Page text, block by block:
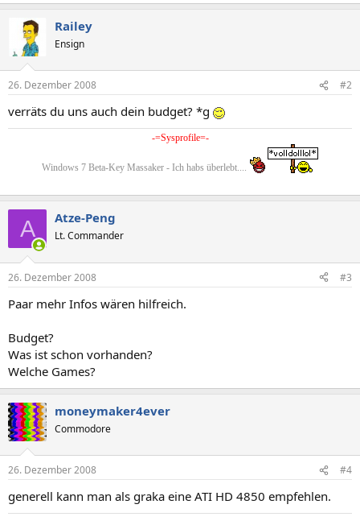
Railey
Ensign
26. Dezember 2008 #2
verräts du uns auch dein budget? *g
-=Sysprofile=-​
Windows 7 Beta-Key Massaker - Ich habs überlebt....
A Atze-Peng
Lt. Commander
26. Dezember 2008 #3
Paar mehr Infos wären hilfreich.
Budget?
Was ist schon vorhanden?
Welche Games?
moneymaker4ever
Commodore
26. Dezember 2008 #4
generell kann man als graka eine ATI HD 4850 empfehlen.